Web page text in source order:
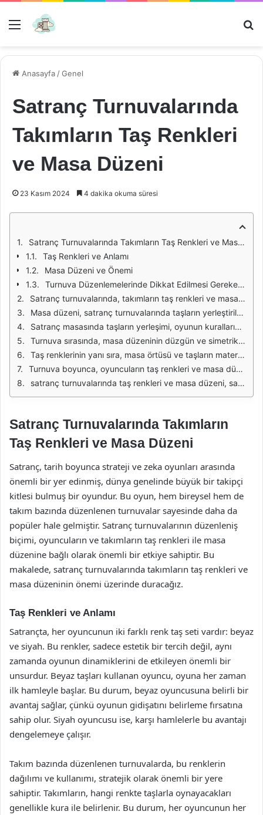
Menü
Anasayfa /Genel
Satranç Turnuvalarında
Takımların Taş Renkleri
ve Masa Düzeni
23 Kasım 2024 4 dakika okuma süresi
Satranç Turnuvalarında Takımların Taş Renkleri ve Masa Düzeni
Taş Renkleri ve Anlamı
Masa Düzeni ve Önemi
Turnuva Düzenlemelerinde Dikkat Edilmesi Gerekenler
Satranç turnuvalarında, takımların taş renkleri ve masa düzeni, oyunun görselliği ve organizasyonu açısından büyük bir öneme sahiptir. Her takımın farklı renklerde taşları bulunur ve bu taşların renkleri genellikle beyaz ve siyah olarak belirlenmiştir. Beyaz taşlar, oyuna ilk hamleyle başlayan oyuncuya aittir; siyah taşlar ise karşı oyuncuya aittir. Bu renk ayrımı, oyun sırasında stratejik düşünmeyi ve taktik geliştirmeyi kolaylaştırır. Taşların rengi, aynı zamanda oyuncuların ve izleyicilerin oyunu takip etmelerini de sağlar.
Masa düzeni, satranç turnuvalarında taşların yerleştirileceği alanı belirler. Geleneksel olarak, satranç masası 8x8 boyutunda bir kareden oluşur ve her bir oyuncunun taşları, masanın sağ alt köşesindeki kareye göre yerleştirilir. Bu düzen, taşların başlangıç konumlarını ve her oyuncunun oyun alanını belirler. Her iki oyuncunun taşları da, kendi taraflarında belirli bir düzende yerleştirilmelidir; piyonlar ikinci sırada, diğer taşlar ise ilk sırada dizilir.
Satranç masasında taşların yerleşimi, oyunun kurallarına uygun olarak yapılmalıdır. İlk sırada, kale, at, fil, vezir ve şah sırasıyla dizilirken, piyonlar ikinci sırada yer alır. Beyaz tarafında başlayan oyuncunun veziri beyaz karede, siyah tarafındakinin ise siyah karede yer alması gerektiği unutulmamalıdır. Bu, oyuncuların ve izleyicilerin oyunun başlama noktasını ve taşların hareket alanlarını hızlı bir şekilde kavramalarına yardımcı olur.
Turnuva sırasında, masa düzeninin düzgün ve simetrik olması da önemlidir. Taşların düzgün yerleştirilmesi, oyuncuların dikkatini dağıtmaz ve oyunun akışını olumsuz etkilemez. Ayrıca, her masa arasında yeterli alan bırakılması, oyuncuların hareketlerini rahatsız etmeden gerçekleştirmelerini sağlar. Bu düzenlemeler, turnuvanın profesyonel bir ortamda gerçekleştirilmesine katkıda bulunur.
Taş renklerinin yanı sıra, masa örtüsü ve taşların materyali de turnuvanın genel atmosferini belirleyen unsurlardır. Genellikle, taşlar ahşap, plastik veya cam gibi farklı malzemelerden yapılmıştır. Masa örtüleri ise genellikle tek tip ve sade bir renkte tercih edilir. Bu seçimler, oyuncuların dikkati dağılmadan oyuna odaklanmalarını sağlar. Ayrıca, estetik açıdan da turnuvanın görselliğine katkıda bulunur.
Turnuva boyunca, oyuncuların taş renkleri ve masa düzeni hakkında bilgi sahibi olmaları oldukça önemlidir. Her oyuncu, rakibinin taşlarını tanımalı ve hangi taşın hangi renkte olduğunu bilmelidir. Bu durum, stratejik hamlelerin belirlenmesi ve oyunun ilerlemesi açısından kritik bir rol oynar. Oyuncuların dikkatli olmaları, olası karışıklıkları ve yanlış anlamaları önler.
satranç turnuvalarında taş renkleri ve masa düzeni, sadece oyunun görselliği değil, aynı zamanda oyun kurallarının ve etik kurallarının da bir parçasıdır. Her oyuncunun, bu kurallara uygun bir şekilde davranması beklenir. Bu, hem oyuncuların hem de izleyicilerin turnuvadan alacakları deneyimi olumlu yönde etkiler. Dolayısıyla, taş renkleri ve masa düzeni, satranç turnuvalarının vazgeçilmez bir unsuru olarak öne çıkar.
Satranç Turnuvalarında Takımların
Taş Renkleri ve Masa Düzeni
Satranç, tarih boyunca strateji ve zeka oyunları arasında
önemli bir yer edinmiş, dünya genelinde büyük bir takipçi
kitlesi bulmuş bir oyundur. Bu oyun, hem bireysel hem de
takım bazında düzenlenen turnuvalar sayesinde daha da
popüler hale gelmiştir. Satranç turnuvalarının düzenleniş
biçimi, oyuncuların ve takımların taş renkleri ile masa
düzenine bağlı olarak önemli bir etkiye sahiptir. Bu
makalede, satranç turnuvalarında takımların taş renkleri ve
masa düzeninin önemi üzerinde duracağız.
Taş Renkleri ve Anlamı
Satrançta, her oyuncunun iki farklı renk taş seti vardır: beyaz
ve siyah. Bu renkler, sadece estetik bir tercih değil, aynı
zamanda oyunun dinamiklerini de etkileyen önemli bir
unsurdur. Beyaz taşları kullanan oyuncu, oyuna her zaman
ilk hamleyle başlar. Bu durum, beyaz oyuncusuna belirli bir
avantaj sağlar, çünkü oyunun gidişatını belirleme fırsatına
sahip olur. Siyah oyuncusu ise, karşı hamlelerle bu avantajı
dengelemeye çalışır.
Takım bazında düzenlenen turnuvalarda, bu renklerin
dağılımı ve kullanımı, stratejik olarak önemli bir yere
sahiptir. Takımların, hangi renkte taşlarla oynayacakları
genellikle kura ile belirlenir. Bu durum, her oyuncunun her